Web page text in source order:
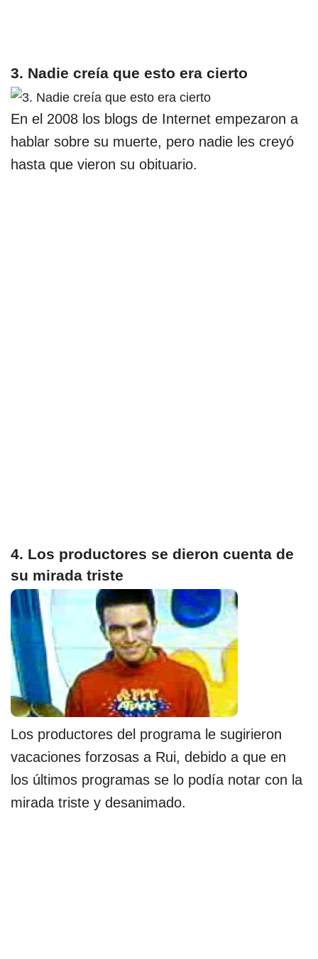
3. Nadie creía que esto era cierto
En el 2008 los blogs de Internet empezaron a
hablar sobre su muerte, pero nadie les creyó
hasta que vieron su obituario.
4. Los productores se dieron cuenta de
su mirada triste
Los productores del programa le sugirieron
vacaciones forzosas a Rui, debido a que en
los últimos programas se lo podía notar con la
mirada triste y desanimado.